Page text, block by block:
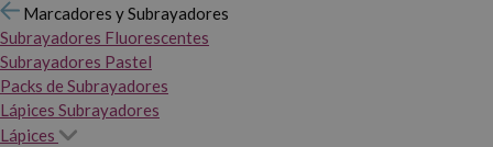
Marcadores y Subrayadores
Subrayadores Fluorescentes
Subrayadores Pastel
Packs de Subrayadores
Lápices Subrayadores
Lápices